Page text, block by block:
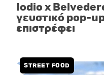
Iodio x
γευστικό pop-
επιστρέφει
STREET FOOD